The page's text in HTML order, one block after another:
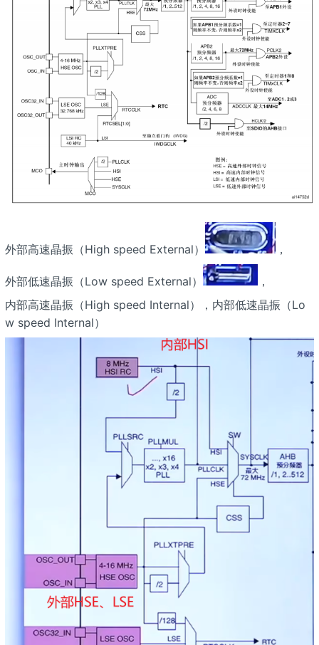
外部高速晶振（High speed External） ，
外部低速晶振（Low speed External）
，
内部高速晶振（High speed Internal），内部低速晶振（Lo
w speed Internal）